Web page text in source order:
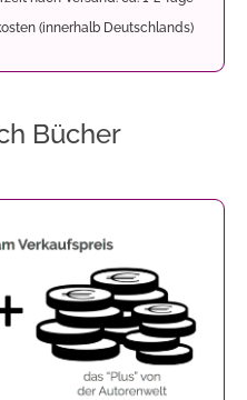
(innerhalb Deutschlands)
Bücher